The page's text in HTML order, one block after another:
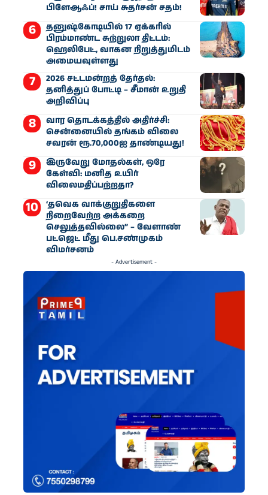
பிளேஆஃப்! சாய் சுதர்சன் சதம்!
தனுஷ்கோடியில் 17 ஏக்கரில்
பிரம்மாண்ட சுற்றுலா திட்டம்:
ஹெலிபேட், வாகன நிறுத்துமிடம்
அமையவுள்ளது
2026 சட்டமன்றத் தேர்தல்:
தனித்துப் போட்டி – சீமான் உறுதி
அறிவிப்பு
வார தொடக்கத்தில் அதிர்ச்சி:
சென்னையில் தங்கம் விலை
சவரன் ரூ.70,000ஐ தாண்டியது!
இருவேறு மோதல்கள், ஒரே
கேள்வி: மனித உயிர்
விலைமதிப்பற்றதா?
‘தவெக வாக்குறுதிகளை
நிறைவேற்ற அக்கறை
செலுத்தவில்லை” – வேளாண்
பட்ஜெட் மீது பெ.சண்முகம்
விமர்சனம்
- Advertisement -